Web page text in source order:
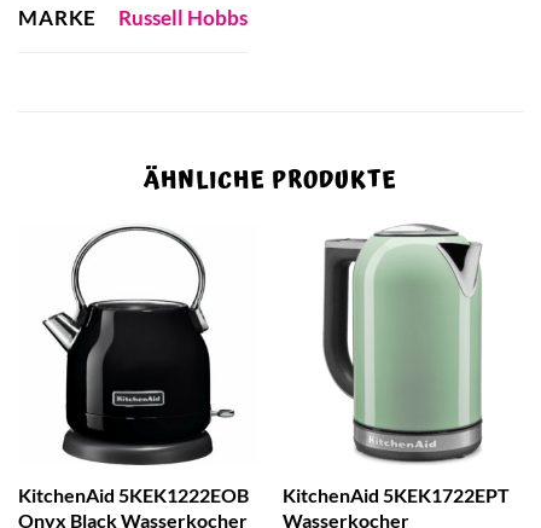
MARKE Russell Hobbs
ÄHNLICHE PRODUKTE
KitchenAid 5KEK1222EOB
Onyx Black Wasserkocher
KitchenAid 5KEK1722EPT
Wasserkocher